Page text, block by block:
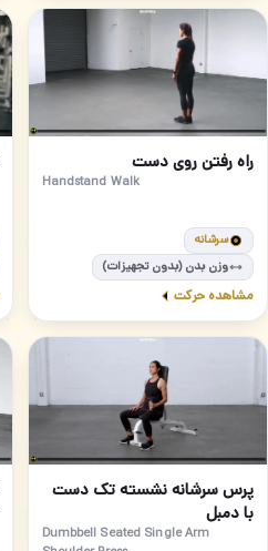
59 پیشرفته
راه رفتن روی دست
Handstand Walk
سرشانه
وزن بدن (بدون تجهیزات)
مشاهده حرکت
پرس سرشانه نشسته تک دست
با دمبل
Dumbbell Seated Single Arm